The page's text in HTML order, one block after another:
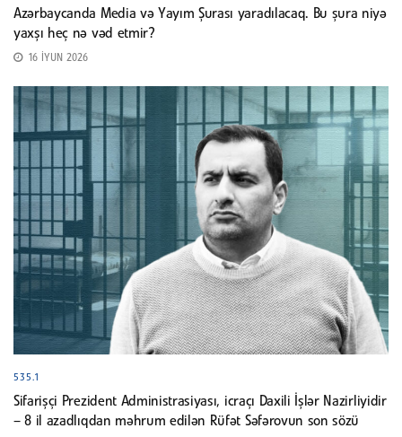
Azərbaycanda Media və Yayım Şurası yaradılacaq. Bu şura niyə
yaxşı heç nə vəd etmir?
16 İYUN 2026
535.1
Sifarişçi Prezident Administrasiyası, icraçı Daxili İşlər Nazirliyidir
– 8 il azadlıqdan məhrum edilən Rüfət Səfərovun son sözü